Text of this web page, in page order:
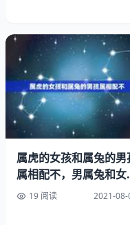
萧淑妃为何偏要武则天
相属有关!贞观二年（
支记年中的鼠年。
求采纳，谢谢，您的采
的。
武则天真实属相生肖出
武则天（公元年－公元
水县东）人。中国历史
龄最大（67岁即位）
属虎的女孩和属兔的男
属相配不，男属兔和女
虎相配吗？
19 阅读 2021-08-